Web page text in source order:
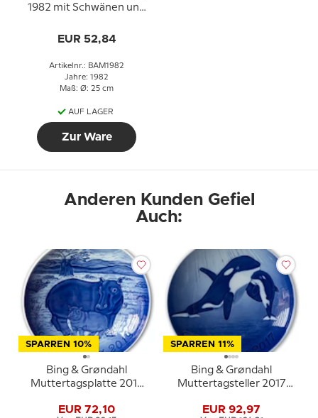
1982 mit Schwänen und
man har är mor"
EUR 52,84
Artikelnr.: BAM1982
Jahre: 1982
Maß: Ø: 25 cm
AUF LAGER
Zur Ware
Anderen Kunden Gefiel
Auch:
SPARREN 10%
Bing & Grøndahl
Muttertagsplatte 2019
EUR 72,10
SPARREN 11%
Bing & Grøndahl
Muttertagsteller 2017
EUR 92,97